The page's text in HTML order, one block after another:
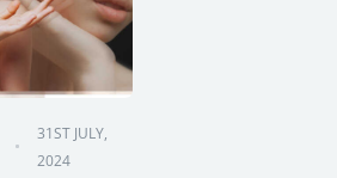
31ST JULY,
2024